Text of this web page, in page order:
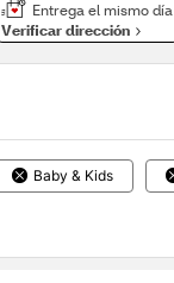
Entrega el mismo día
Verificar dirección
Baby & Kids